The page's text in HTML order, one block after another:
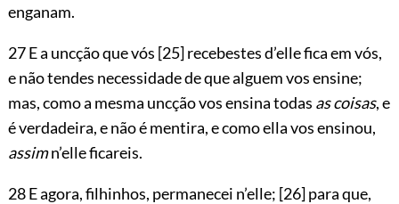
enganam.
27 E a uncção que vós [25]recebestes d’elle fica em vós,
e não tendes necessidade de que alguem vos ensine;
mas, como a mesma uncção vos ensina todas as coisas, e
é verdadeira, e não é mentira, e como ella vos ensinou,
assimn’elle ficareis.
28 E agora, filhinhos, permanecei n’elle; [26]para que,